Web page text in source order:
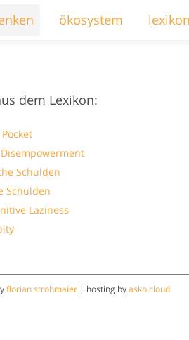
ökosystem lexikon
dem Lexikon:
Schulden
Schulden
Laziness
florian strohmaier | hosting byasko.cloud